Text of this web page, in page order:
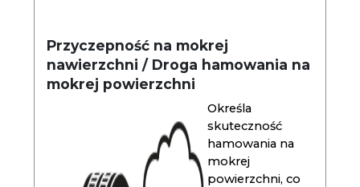
Przyczepność na mokrej
nawierzchni / Droga hamowania na
mokrej powierzchni
Określa
skuteczność
hamowania na
mokrej
powierzchni, co